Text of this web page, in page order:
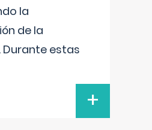
la
de la
estas
+